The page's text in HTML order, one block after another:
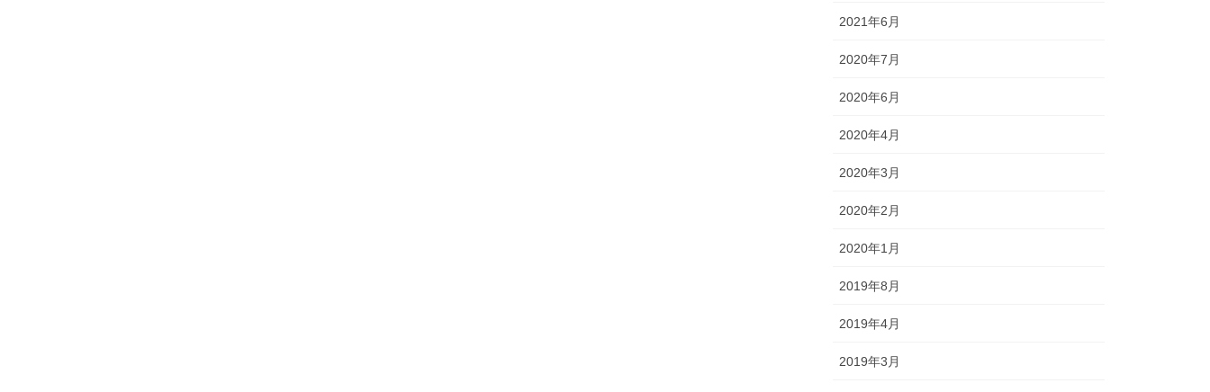
2021年6月
2020年7月
2020年6月
2020年4月
2020年3月
2020年2月
2020年1月
2019年8月
2019年4月
2019年3月